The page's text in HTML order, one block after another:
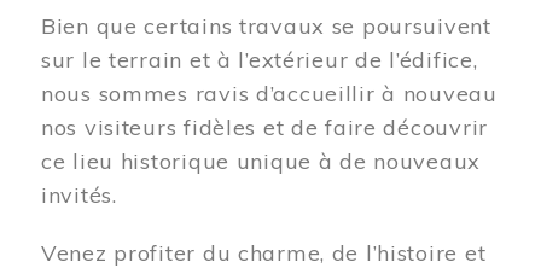
Bien que certains travaux se poursuivent
sur le terrain et à l’extérieur de l’édifice,
nous sommes ravis d’accueillir à nouveau
nos visiteurs fidèles et de faire découvrir
ce lieu historique unique à de nouveaux
invités.
Venez profiter du charme, de l’histoire et